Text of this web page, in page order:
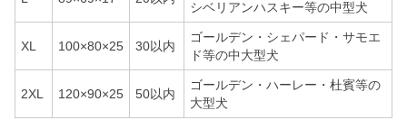
シベリアンハスキー等の中型犬
XL 100×80×25 30以内
ゴールデン・シェパード・サモエ
ド等の中大型犬
2XL 120×90×25 50以内
ゴールデン・ハーレー・杜賓等の
大型犬